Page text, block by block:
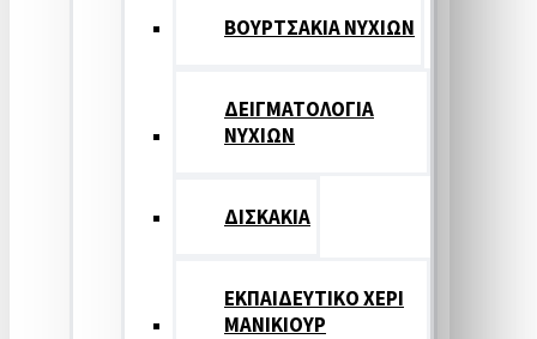
ΒΟΥΡΤΣΑΚΙΑ ΝΥΧΙΩΝ
ΔΕΙΓΜΑΤΟΛΟΓΙΑ
ΝΥΧΙΩΝ
ΔΙΣΚΑΚΙΑ
ΕΚΠΑΙΔΕΥΤΙΚΟ ΧΕΡΙ
ΜΑΝΙΚΙΟΥΡ